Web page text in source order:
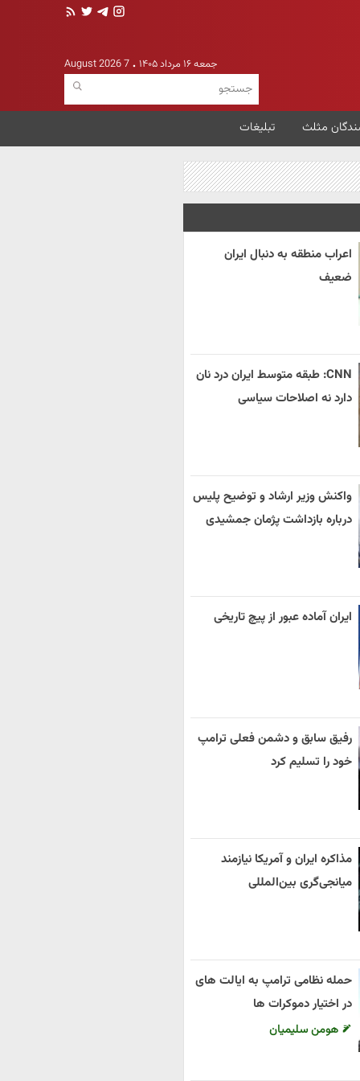
جمعه ۱۶ مرداد ۱۴۰۵ 7 August 2026
مثلث تبلیغات
اعراب منطقه به دنبال ایران
ضعیف
CNN: طبقه متوسط ایران درد نان
دارد نه اصلاحات سیاسی
واکنش وزیر ارشاد و توضیح پلیس
درباره بازداشت پژمان جمشیدی
ایران آماده عبور از پیچ تاریخی
رفیق سابق و دشمن فعلی ترامپ
خود را تسلیم کرد
مذاکره ایران و آمریکا نیازمند
میانجی‌گری بین‌المللی
حمله نظامی ترامپ به ایالت های
در اختیار دموکرات ها
هومن سلیمیان